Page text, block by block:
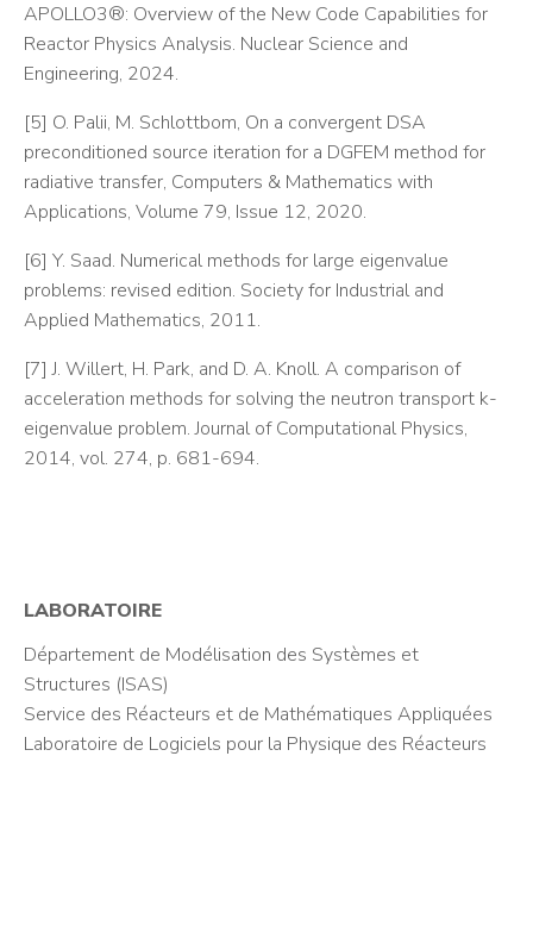
APOLLO3®: Overview of the New Code Capabilities for
Reactor Physics Analysis. Nuclear Science and
Engineering, 2024.
[5] O. Palii, M. Schlottbom, On a convergent DSA
preconditioned source iteration for a DGFEM method for
radiative transfer, Computers & Mathematics with
Applications, Volume 79, Issue 12, 2020.
[6] Y. Saad. Numerical methods for large eigenvalue
problems: revised edition. Society for Industrial and
Applied Mathematics, 2011.
[7] J. Willert, H. Park, and D. A. Knoll. A comparison of
acceleration methods for solving the neutron transport k-
eigenvalue problem. Journal of Computational Physics,
2014, vol. 274, p. 681-694.
LABORATOIRE
Département de Modélisation des Systèmes et
Structures (ISAS)
Service des Réacteurs et de Mathématiques Appliquées
Laboratoire de Logiciels pour la Physique des Réacteurs